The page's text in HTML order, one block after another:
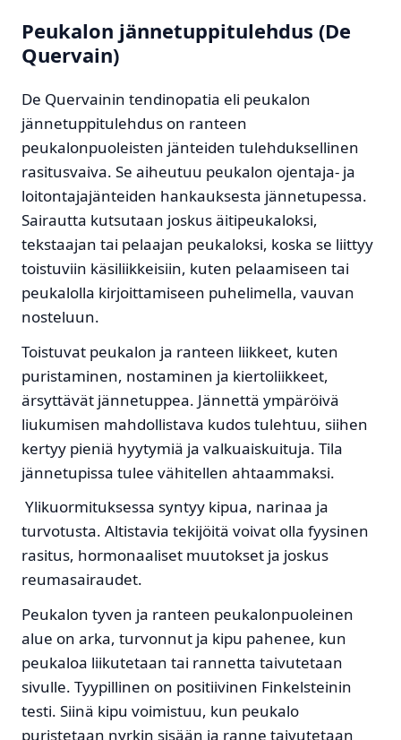
Peukalon jännetuppitulehdus (De
Quervain)
De Quervainin tendinopatia eli peukalon
jännetuppitulehdus on ranteen
peukalonpuoleisten jänteiden tulehduksellinen
rasitusvaiva. Se aiheutuu peukalon ojentaja- ja
loitontajajänteiden hankauksesta jännetupessa.
Sairautta kutsutaan joskus äitipeukaloksi,
tekstaajan tai pelaajan peukaloksi, koska se liittyy
toistuviin käsiliikkeisiin, kuten pelaamiseen tai
peukalolla kirjoittamiseen puhelimella, vauvan
nosteluun.
Toistuvat peukalon ja ranteen liikkeet, kuten
puristaminen, nostaminen ja kiertoliikkeet,
ärsyttävät jännetuppea. Jännettä ympäröivä
liukumisen mahdollistava kudos tulehtuu, siihen
kertyy pieniä hyytymiä ja valkuaiskuituja. Tila
jännetupissa tulee vähitellen ahtaammaksi.
Ylikuormituksessa syntyy kipua, narinaa ja
turvotusta. Altistavia tekijöitä voivat olla fyysinen
rasitus, hormonaaliset muutokset ja joskus
reumasairaudet.
Peukalon tyven ja ranteen peukalonpuoleinen
alue on arka, turvonnut ja kipu pahenee, kun
peukaloa liikutetaan tai rannetta taivutetaan
sivulle. Tyypillinen on positiivinen Finkelsteinin
testi. Siinä kipu voimistuu, kun peukalo
puristetaan nyrkin sisään ja ranne taivutetaan